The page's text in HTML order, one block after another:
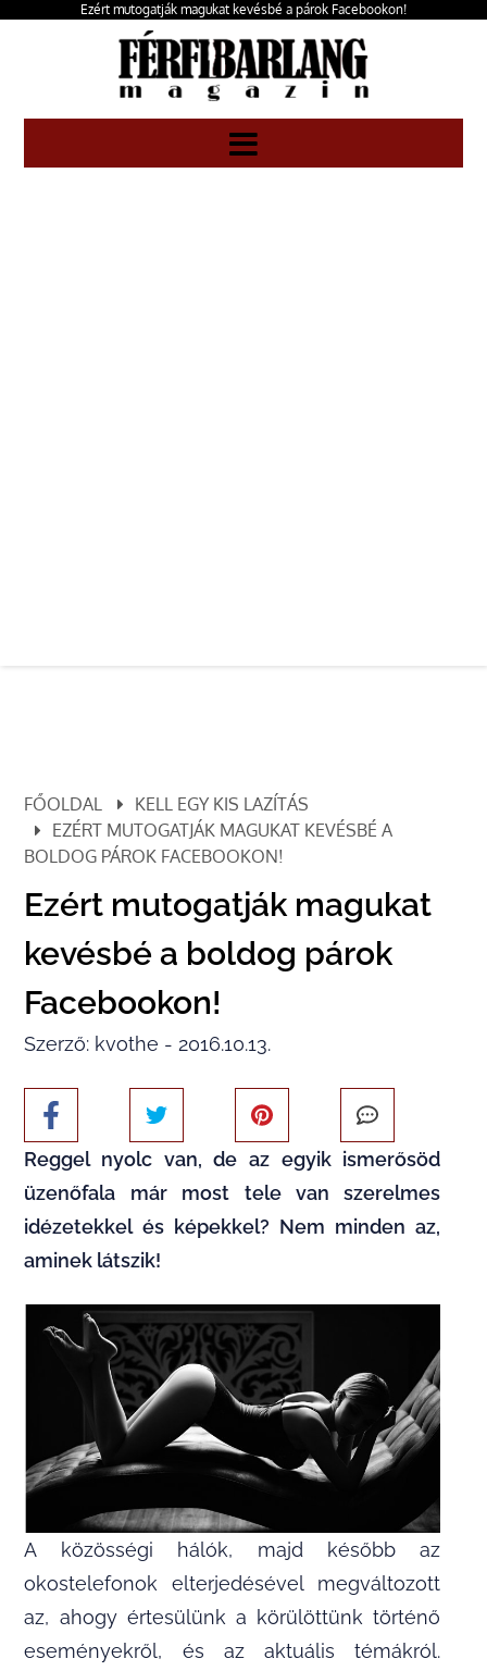
Ezért mutogatják magukat kevésbé a párok Facebookon!
FŐOLDAL
KELL EGY KIS LAZÍTÁS
EZÉRT MUTOGATJÁK MAGUKAT KEVÉSBÉ A
BOLDOG PÁROK FACEBOOKON!
Ezért mutogatják magukat
kevésbé a boldog párok
Facebookon!
Szerző: kvothe - 2016.10.13.
Reggel nyolc van, de az egyik ismerősöd
üzenőfala már most tele van szerelmes
idézetekkel és képekkel? Nem minden az,
aminek látszik!
A közösségi hálók, majd később az
okostelefonok elterjedésével megváltozott
az, ahogy értesülünk a körülöttünk történő
eseményekről, és az aktuális témákról.